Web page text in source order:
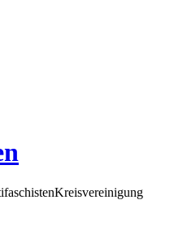
Kreisvereinigung